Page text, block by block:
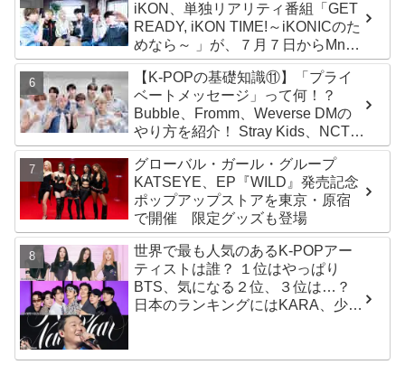
iKON、単独リアリティ番組「GET
READY, iKON TIME!～iKONICのた
めなら～ 」が、７月７日からMnet
で放送・配信スタート
【K-POPの基礎知識⑪】「プライ
ベートメッセージ」って何！？
Bubble、Fromm、Weverse DMの
やり方を紹介！ Stray Kids、NCT、
ATEEZ、IVE、aespa、＆TEAM…
推しと直接チャットができる
グローバル・ガール・グループ
KATSEYE、EP『WILD』発売記念
ポップアップストアを東京・原宿
で開催 限定グッズも登場
世界で最も人気のあるK-POPアー
ティストは誰？ １位はやっぱり
BTS、気になる２位、３位は…？
日本のランキングにはKARA、少女